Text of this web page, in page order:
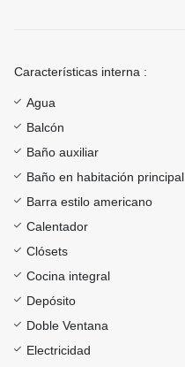
Características interna :
Agua
Balcón
Baño auxiliar
Baño en habitación principal
Barra estilo americano
Calentador
Clósets
Cocina integral
Depósito
Doble Ventana
Electricidad